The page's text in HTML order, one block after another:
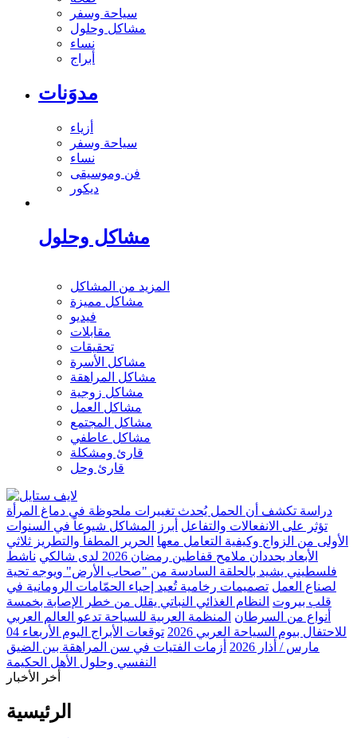
سياحة وسفر
مشاكل وحلول
نساء
أبراج
مدوَنات
أزياء
سياحة وسفر
نساء
فن وموسيقى
ديكور
مشاكل وحلول
المزيد من المشاكل
مشاكل مميزة
فيديو
مقابلات
تحقيقات
مشاكل الأسرة
مشاكل المراهقة
مشاكل زوجية
مشاكل العمل
مشاكل المجتمع
مشاكل عاطفي
قارئ ومشكلة
قارئ وحل
دراسة تكشف أن الحمل يُحدث تغييرات ملحوظة في دماغ المرأة
تؤثر على الانفعالات والتفاعل أبرز المشاكل شيوعاً في السنوات
الأولى من الزواج وكيفية التعامل معها الحرير المطفأ والتطريز ثلاثي
الأبعاد يحددان ملامح قفاطين رمضان 2026 لدى شالكي
ناشط
فلسطيني يشيد بالحلقة السادسة من "صحاب الأرض" ويوجه تحية
لصناع العمل تصميمات رخامية تُعيد إحياء الحمّامات الرومانية في
قلب بيروت النظام الغذائي النباتي يقلل من خطر الإصابة بخمسة
أنواع من السرطان المنظمة العربية للسياحة تدعو العالم العربي
للاحتفال بيوم السياحة العربي 2026
توقعات الأبراج اليوم الأربعاء 04
مارس / أذار 2026
أزمات الفتيات في سن المراهقة بين الضيق
النفسي وحلول الأهل الحكيمة
أخر الأخبار
الرئيسية